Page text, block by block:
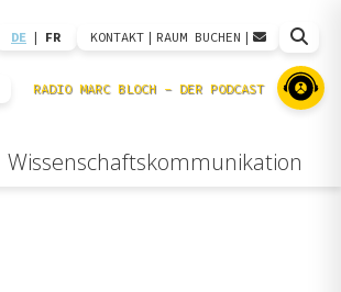
DE | FR KONTAKT | RAUM BUCHEN |
Wissenschaftskommunikation